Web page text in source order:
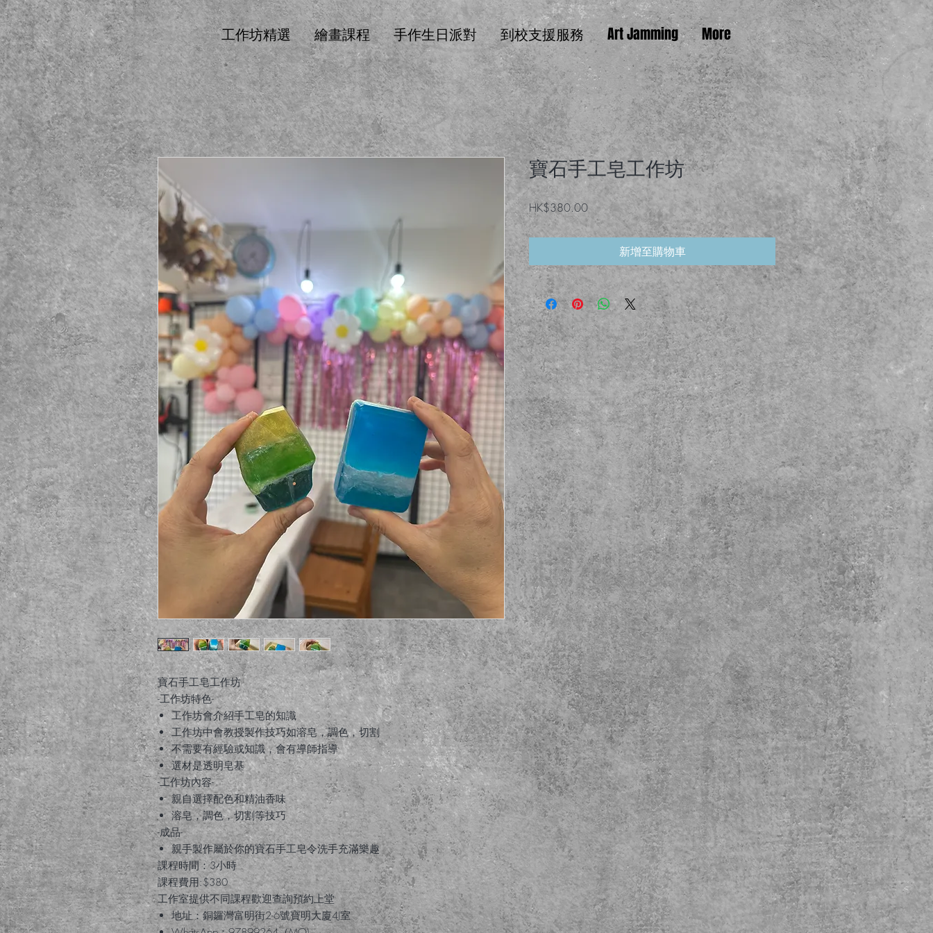
工作坊精選 繪畫課程 手作生日派對 到校支援服務 Art Jamming More
寶石手工皂工作坊
-工作坊特色-
工作坊會介紹手工皂的知識
工作坊中會教授製作技巧如溶皂，調色，切割
不需要有經驗或知識，會有導師指導
選材是透明皂基
-工作坊內容-
親自選擇配色和精油香味
溶皂，調色，切割等技巧
-成品-
親手製作屬於你的寶石手工皂令洗手充滿樂趣
課程時間：3小時
課程費用:$380
工作室提供不同課程歡迎查詢預約上堂
地址：銅鑼灣富明街2-6號寶明大廈4J室
寶石手工皂工作坊
HK$380.00價
格
新增至購物車